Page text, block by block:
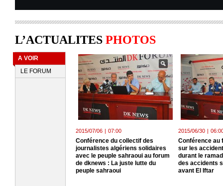
L’ACTUALITES PHOTOS
A VOIR
LE FORUM
2015/07/06 | 07:00
Conférence du collectif des
journalistes algériens solidaires
avec le peuple sahraoui au forum
de dknews : La juste lutte du
peuple sahraoui
2015/06/30 |
Conférence au
sur les
durant le
des accidents
avant El Iftar